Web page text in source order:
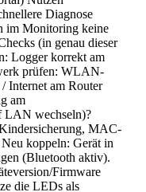
Diagnose
im Monitoring keine
(in genau dieser
Logger korrekt am
prüfen: WLAN-
Internet am Router
am
LAN wechseln)?
MAC-
koppeln: Gerät in
(Bluetooth aktiv).
Firmware
die LEDs als